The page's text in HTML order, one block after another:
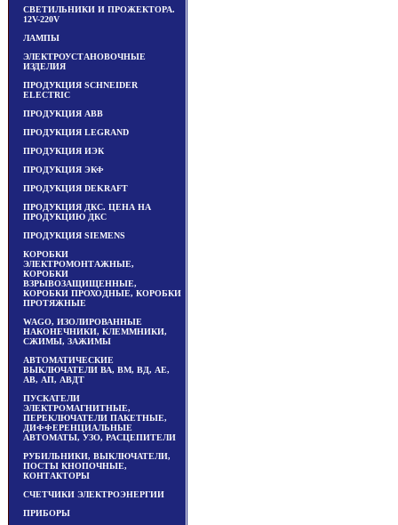
СВЕТИЛЬНИКИ И ПРОЖЕКТОРА.
12V-220V
ЛАМПЫ
ЭЛЕКТРОУСТАНОВОЧНЫЕ
ИЗДЕЛИЯ
ПРОДУКЦИЯ SCHNEIDER
ELECTRIC
ПРОДУКЦИЯ ABB
ПРОДУКЦИЯ LEGRAND
ПРОДУКЦИЯ ИЭК
ПРОДУКЦИЯ ЭКФ
ПРОДУКЦИЯ DEKRAFT
ПРОДУКЦИЯ ДКС. ЦЕНА НА
ПРОДУКЦИЮ ДКС
ПРОДУКЦИЯ SIEMENS
КОРОБКИ
ЭЛЕКТРОМОНТАЖНЫЕ,
КОРОБКИ
ВЗРЫВОЗАЩИЩЕННЫЕ,
КОРОБКИ ПРОХОДНЫЕ, КОРОБКИ
ПРОТЯЖНЫЕ
WAGO, ИЗОЛИРОВАННЫЕ
НАКОНЕЧНИКИ, КЛЕММНИКИ,
СЖИМЫ, ЗАЖИМЫ
АВТОМАТИЧЕСКИЕ
ВЫКЛЮЧАТЕЛИ ВА, ВМ, ВД, АЕ,
АВ, АП, АВДТ
ПУСКАТЕЛИ
ЭЛЕКТРОМАГНИТНЫЕ,
ПЕРЕКЛЮЧАТЕЛИ ПАКЕТНЫЕ,
ДИФФЕРЕНЦИАЛЬНЫЕ
АВТОМАТЫ, УЗО, РАСЦЕПИТЕЛИ
РУБИЛЬНИКИ, ВЫКЛЮЧАТЕЛИ,
ПОСТЫ КНОПОЧНЫЕ,
КОНТАКТОРЫ
СЧЕТЧИКИ ЭЛЕКТРОЭНЕРГИИ
ПРИБОРЫ